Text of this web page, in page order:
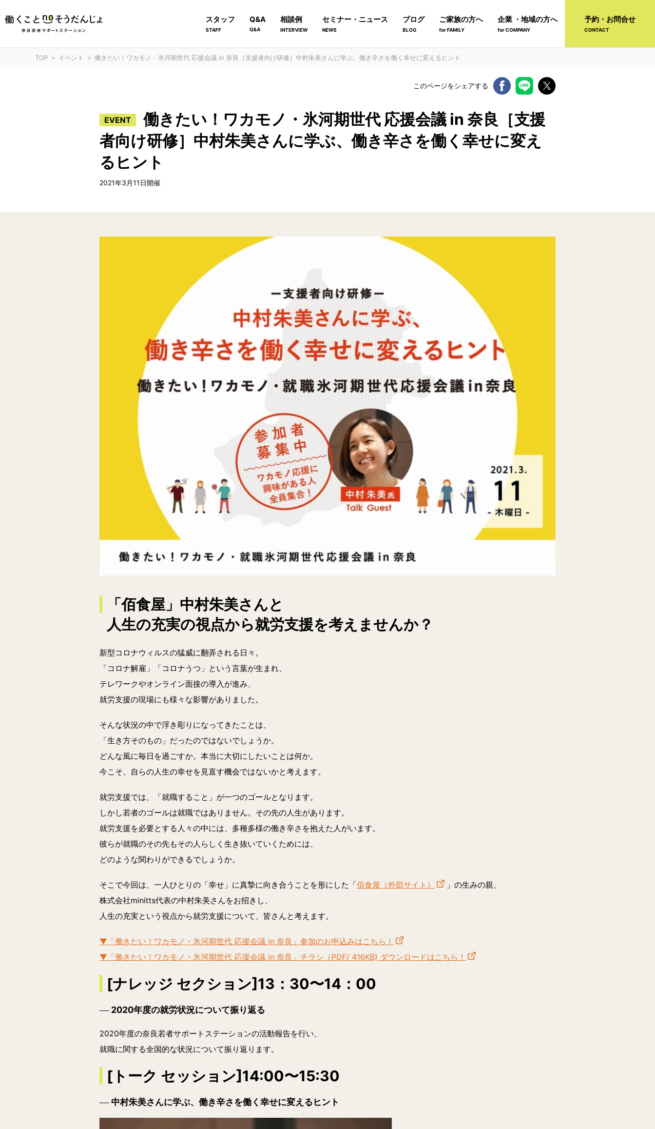
スタッフ
STAFF
Q&A
Q&A
相談例
INTERVIEW
セミナー・ニュース
NEWS
ブログ
BLOG
ご家族の方へ
for FAMILY
企業 ・地域の方へ
for COMPANY
予約・お問合せ
CONTACT
TOP イベント 働きたい！ワカモノ・氷河期世代 応援会議 in 奈良［支援者向け研修］中村朱美さんに学ぶ、働き辛さを働く幸せに変えるヒント
このページをシェアする
EVENT
働きたい！ワカモノ・氷河期世代 応援会議 in 奈良［支援
者向け研修］中村朱美さんに学ぶ、働き辛さを働く幸せに変え
るヒント
2021年3月11日開催
「佰食屋」中村朱美さんと
人生の充実の視点から就労支援を考えませんか？
新型コロナウィルスの猛威に翻弄される日々。
「コロナ解雇」「コロナうつ」という言葉が生まれ、
テレワークやオンライン面接の導入が進み、
就労支援の現場にも様々な影響がありました。
そんな状況の中で浮き彫りになってきたことは、
「生き方そのもの」だったのではないでしょうか。
どんな風に毎日を過ごすか。本当に大切にしたいことは何か。
今こそ、自らの人生の幸せを見直す機会ではないかと考えます。
就労支援では、「就職すること」が一つのゴールとなります。
しかし若者のゴールは就職ではありません。その先の人生があります。
就労支援を必要とする人々の中には、多種多様の働き辛さを抱えた人がいます。
彼らが就職のその先もその人らしく生き抜いていくためには、
どのような関わりができるでしょうか。
そこで今回は、一人ひとりの「幸せ」に真摯に向き合うことを形にした「佰食屋（外部サイト）
」の生みの親、
株式会社minitts代表の中村朱美さんをお招きし、
人生の充実という視点から就労支援について、皆さんと考えます。
▼「働きたい！ワカモノ・氷河期世代 応援会議 in 奈良」参加のお申込みはこちら！
▼「働きたい！ワカモノ・氷河期世代 応援会議 in 奈良」チラシ（PDF/ 416KB) ダウンロードはこちら！
[ナレッジ セクション]13：30〜14：00
2020年度の就労状況について振り返る
2020年度の奈良若者サポートステーションの活動報告を行い、
就職に関する全国的な状況について振り返ります。
[トーク セッション]14:00〜15:30
中村朱美さんに学ぶ、働き辛さを働く幸せに変えるヒント